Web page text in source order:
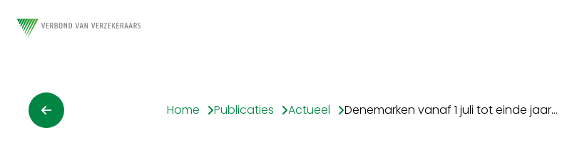
Home Publicaties Actueel Denemarken vanaf 1 juli tot einde jaar voorzitter Raad van de Europese Unie